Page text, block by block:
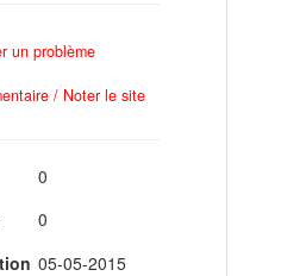
un problème
/ Noter le site
0
0
05-05-2015